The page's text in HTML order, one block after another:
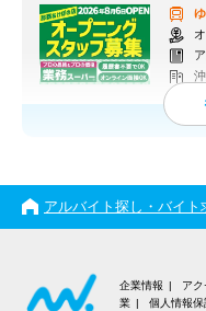
オ
アルバイト探し・バイト
企業情報 アク
業
個人情報